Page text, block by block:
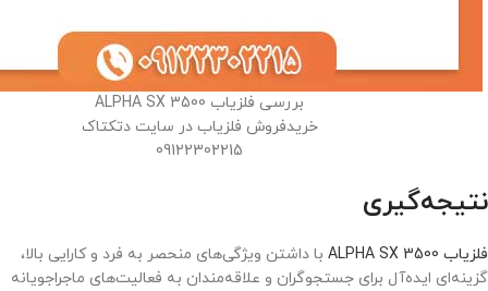
بررسی فلزیاب ALPHA SX 3500
خریدفروش فلزیاب در سایت دتکتاک
09122302215
نتیجه‌گیری
فلزیاب ALPHA SX 3500
با داشتن ویژگی‌های منحصر به فرد و کارایی بالا،
گزینه‌ای ایده‌آل برای جستجوگران و علاقه‌مندان به فعالیت‌های ماجراجویانه